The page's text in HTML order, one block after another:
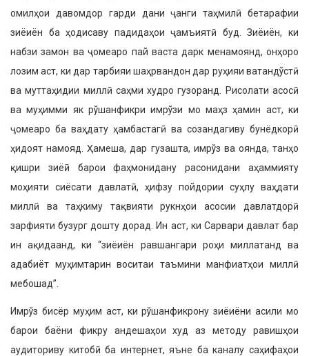
омилҳои давомдор гарди дани ҷанги таҳмилӣ бетарафии
зиёиён ба ҳодисаву падидаҳои ҷамъиятӣ буд. Зиёиён, ки
набзи замон ва ҷомеаро пай васта дарк менамоянд, онҳоро
лозим аст, ки дар тарбияи шаҳрвандон дар руҳияи ватандўстӣ
ва муттаҳидии миллӣ саҳми худро гузоранд. Рисолати асосӣ
ва муҳимми як рўшанфикри имрўзи мо маҳз ҳамин аст, ки
ҷомеаро ба ваҳдату ҳамбастагӣ ва созандагиву бунёдкорӣ
ҳидоят намояд. Ҳамеша, дар гузашта, имрўз ва оянда, танҳо
қишри зиёӣ барои фаҳмонидану расонидани аҳаммияту
моҳияти сиёсати давлатӣ, ҳифзу пойдории суҳлу ваҳдати
миллӣ ва таҳкиму тақвияти рукнҳои асосии давлатдорӣ
зарфияти бузург дошту дорад. Ин аст, ки Сарвари давлат бар
ин ақидаанд, ки “зиёиён равшангари роҳи миллатанд ва
адабиёт муҳимтарин воситаи таъмини манфиатҳои миллӣ
мебошад”.
Имрўз бисёр муҳим аст, ки рўшанфикрону зиёиёни асили мо
барои баёни фикру андешаҳои худ аз методу равишҳои
аудиториву китобӣ ба интернет, яъне ба каналу саҳифаҳои